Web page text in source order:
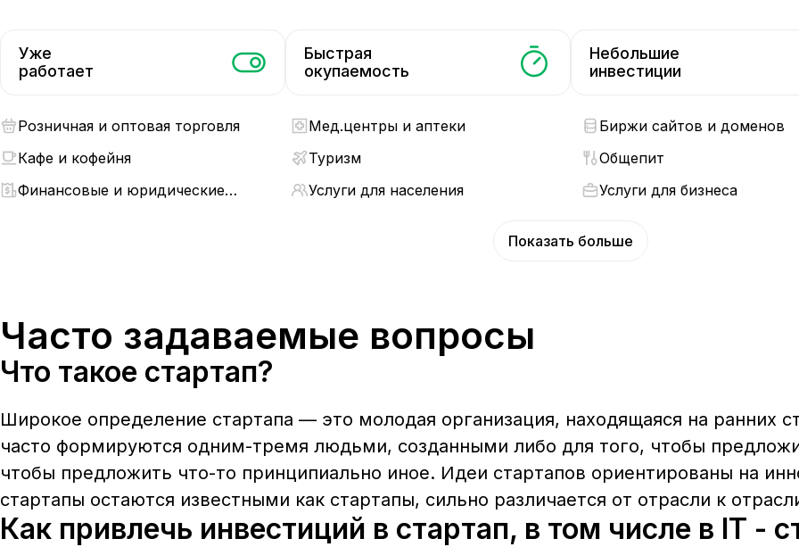
Уже
работает
Быстрая
окупаемость
Небольшие
инвестиции
Розничная и оптовая торговля Мед.центры и аптеки Биржи сайтов и доменов
Кафе и кофейня
Туризм Общепит
Финансовые и юридические
Услуги для населения Услуги для бизнеса
Показать больше
Часто задаваемые вопросы
Что такое стартап?
Широкое определение стартапа — это молодая организация, находящаяся на ранних
часто формируются одним-тремя людьми, созданными либо для того, чтобы
чтобы предложить что-то принципиально иное. Идеи стартапов ориентированы на
стартапы остаются известными как стартапы, сильно различается от отрасли к
Как привлечь инвестиций в стартап, в том числе в IT -